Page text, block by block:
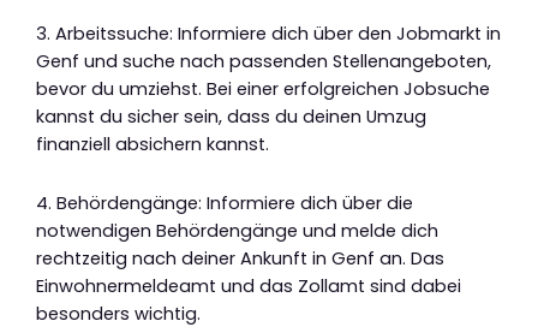
3. Arbeitssuche: Informiere dich über den Jobmarkt in
Genf und suche nach passenden Stellenangeboten,
bevor du umziehst. Bei einer erfolgreichen Jobsuche
kannst du sicher sein, dass du deinen Umzug
finanziell absichern kannst.
4. Behördengänge: Informiere dich über die
notwendigen Behördengänge und melde dich
rechtzeitig nach deiner Ankunft in Genf an. Das
Einwohnermeldeamt und das Zollamt sind dabei
besonders wichtig.